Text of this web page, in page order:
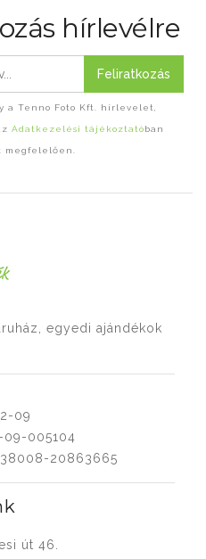
hírlevélre
Feliratkozás
a Tenno Foto Kft. hírlevelet,
Adatkezelési tájékoztatóban
megfelelően.
egyedi ajándékok
09
09-005104
20863665
út 46.